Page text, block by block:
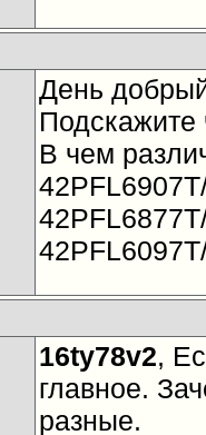
День
Подскажите
В чем
16ty78v2,
главное.
разные.